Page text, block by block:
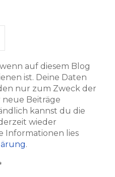
auf diesem Blog
ist. Deine Daten
nur zum Zweck der
Beiträge
kannst du die
wieder
Informationen lies
.